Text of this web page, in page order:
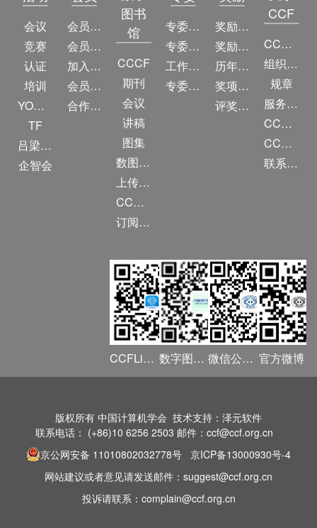
CCF YOCSEF兰州成功举办“深度学习与自然语言处理”报告会
CCF YOCSEF兰州成功举办“计算机视觉前沿技术及应用”报告会
CCF YOCSEF兰州分论坛成功举办2016-2017年度换届选举大会
CCF YOCSEF厦门&兰州成功联合举办“智慧交通离我们还有多远”论坛活动
CCF YOCSEF兰州成功举办“创客科技 共享未来”主题报告会
CCF YOCSEF兰州成功举办“分布与并行计算”主题报告会
会议
竞赛
认证
培训
YOCSEF
TF
吕梁振兴
企智会
会员简介
会员权益
加入CCF
会员交费
合作伙伴
图书
馆
CCCF
期刊
会议
讲稿
图集
数图编审委员会
上传/发布作品
CCF DL Focus
订阅《计算》
专委简介
专委条例
工作问答
专委名单
奖励动态
奖励目录
历年获奖名单
奖项推荐
评奖条例
CCF
CCF简介
组织机构
规章
服务项目
CCF大事记
CCF创建60周年
联系我们
CCFLink APP 数字图书馆 微信公众号 官方微博
版权所有 中国计算机学会 技术支持：泽元软件
联系电话： (+86)10 6256 2503 邮件：ccf@ccf.org.cn
京公网安备 11010802032778号 京ICP备13000930号-4
网站建议或者意见请发送邮件：suggest@ccf.org.cn
投诉请联系：complain@ccf.org.cn